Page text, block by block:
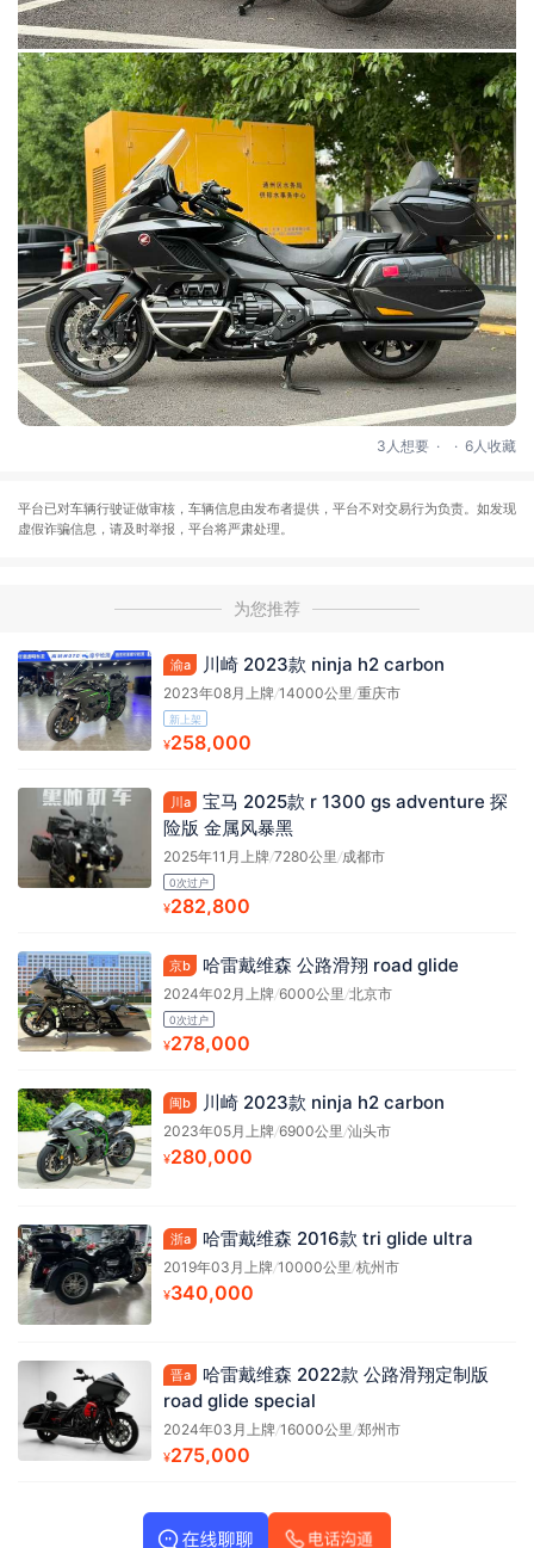
3人想要 . . 6人收藏
平台已对车辆行驶证做审核，车辆信息由发布者提供，平台不对交易行为负责。如发现
虚假诈骗信息，请及时举报，平台将严肃处理。
为您推荐
渝a 川崎 2023款 ninja h2 carbon
2023年08月上牌/14000公里/重庆市
新上架
¥258,000
川a
宝马 2025款 r 1300 gs adventure 探
险版 金属风暴黑
2025年11月上牌/7280公里/成都市
0次过户
¥282,800
京b 哈雷戴维森 公路滑翔 road glide
2024年02月上牌/6000公里/北京市
0次过户
¥278,000
闽b 川崎 2023款 ninja h2 carbon
2023年05月上牌/6900公里/汕头市
¥280,000
浙a 哈雷戴维森 2016款 tri glide ultra
2019年03月上牌/10000公里/杭州市
¥340,000
晋a
哈雷戴维森 2022款 公路滑翔定制版
road glide special
2024年03月上牌/16000公里/郑州市
¥275,000